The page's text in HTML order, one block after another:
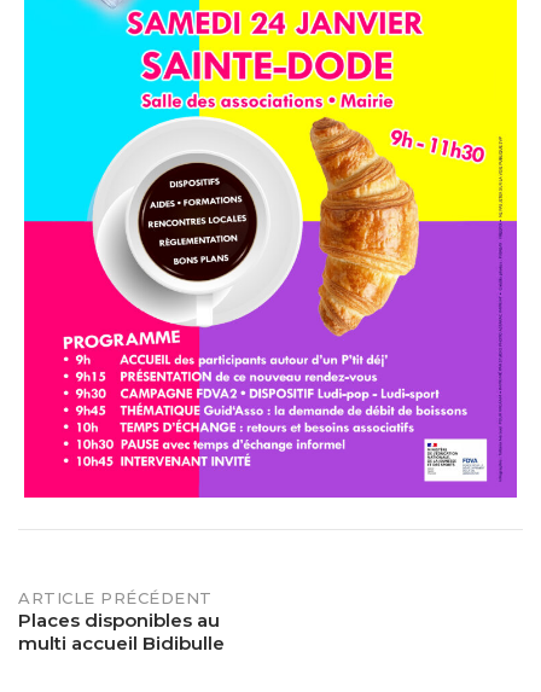
POST
NAVIGATION
ARTICLE PRÉCÉDENT
Places disponibles au
multi accueil Bidibulle